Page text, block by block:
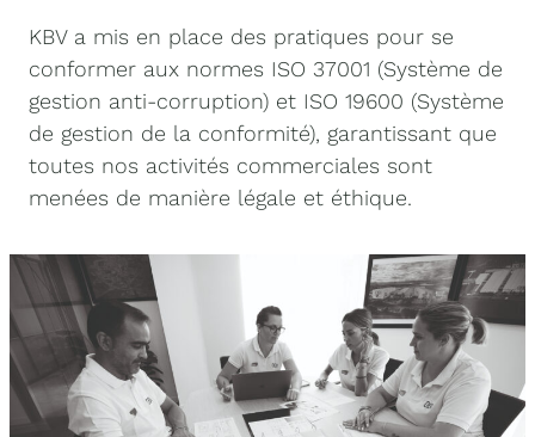
KBV a mis en place des pratiques pour se
conformer aux normes ISO 37001 (Système de
gestion anti-corruption) et ISO 19600 (Système
de gestion de la conformité), garantissant que
toutes nos activités commerciales sont
menées de manière légale et éthique.